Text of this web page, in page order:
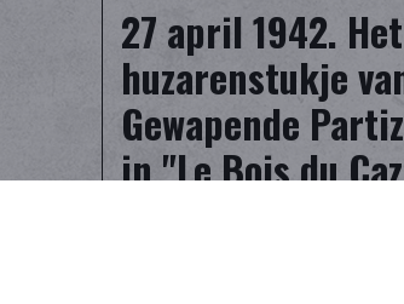
27 april 1942. Het
huzarenstukje
Gewapende
in "Le Bois du